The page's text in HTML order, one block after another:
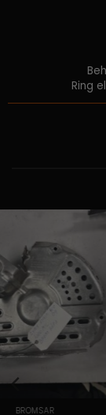
Ring